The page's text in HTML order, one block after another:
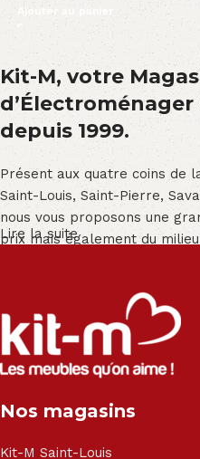
Ajouter au panier
Kit-M, votre
d’Électroménager
depuis 1999.
Présent aux quatre coins de
Saint-Louis, Saint-Pierre,
nous vous proposons une
prix mais également du
Salon angle - Salon
Canapé lit - Cuisine sur-
et chaise - Meuble de salle
Électroménager - Télévision
- Matelas - Hifi Hitachi, LG,
Haier, Sony, Cecotec,
Lire la suite
Nos magasins
Kit-M Saint-Louis